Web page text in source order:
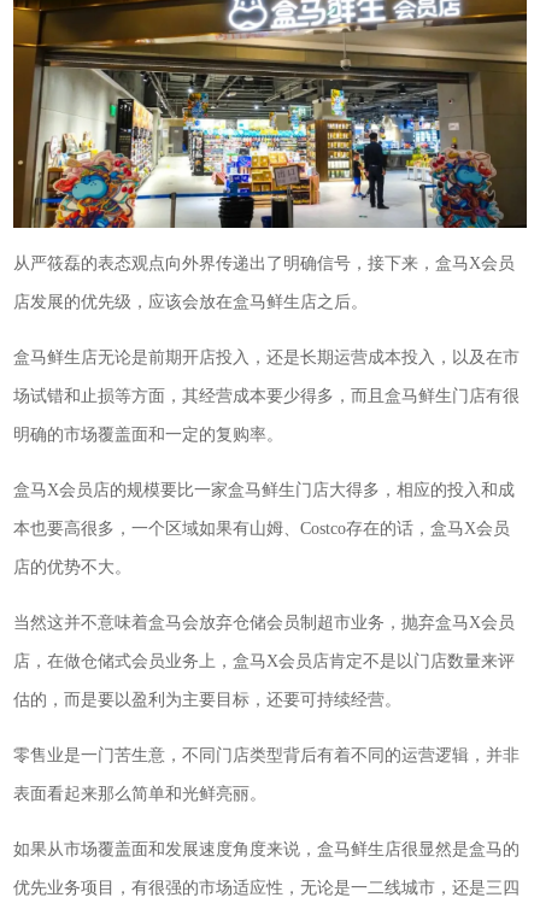
从严筱磊的表态观点向外界传递出了明确信号，接下来，盒马X会员
店发展的优先级，应该会放在盒马鲜生店之后。
盒马鲜生店无论是前期开店投入，还是长期运营成本投入，以及在市
场试错和止损等方面，其经营成本要少得多，而且盒马鲜生门店有很
明确的市场覆盖面和一定的复购率。
盒马X会员店的规模要比一家盒马鲜生门店大得多，相应的投入和成
本也要高很多，一个区域如果有山姆、Costco存在的话，盒马X会员
店的优势不大。
当然这并不意味着盒马会放弃仓储会员制超市业务，抛弃盒马X会员
店，在做仓储式会员业务上，盒马X会员店肯定不是以门店数量来评
估的，而是要以盈利为主要目标，还要可持续经营。
零售业是一门苦生意，不同门店类型背后有着不同的运营逻辑，并非
表面看起来那么简单和光鲜亮丽。
如果从市场覆盖面和发展速度角度来说，盒马鲜生店很显然是盒马的
优先业务项目，有很强的市场适应性，无论是一二线城市，还是三四